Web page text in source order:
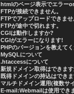
htmlのページ表示でエラー
FTPが接続できません。
FTPでアップロードできませ
FTPが途中で切れます。
CGIは動作しますか?
CGIがエラーになります!
PHPのバージョンを教えてく
MySQLについて
.htaccessについて
新規ドメイン取得はできま
既得ドメインの持込はでき
マルチドメイン運用(複数サ
E-mail:Webmailは使用でき